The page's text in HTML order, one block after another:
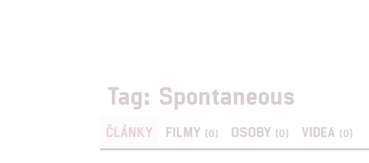
Tag: Spontaneous
ČLÁNKY FILMY (0) OSOBY (0) VIDEA (0)